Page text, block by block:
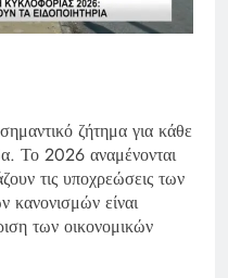
ζήτημα για κάθε
Το 2026 αναμένονται
τις υποχρεώσεις των
είναι
των οικονομικών